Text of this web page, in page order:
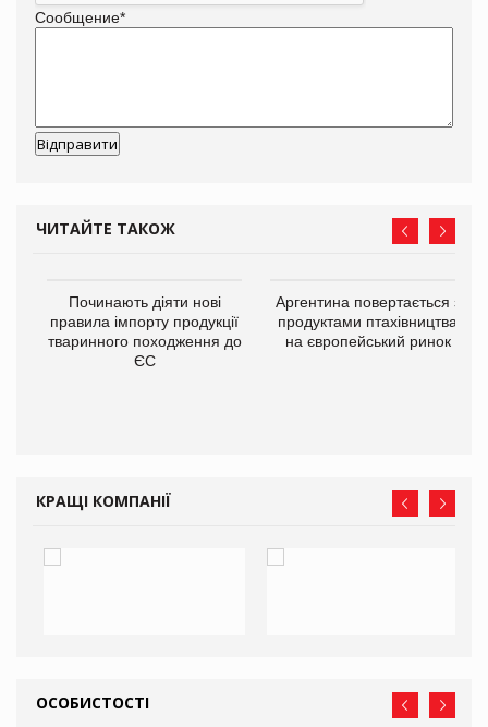
Сообщение*
ЧИТАЙТЕ ТАКОЖ
Починають діяти нові
правила імпорту продукції
тваринного походження до
ЄС
Аргентина повертається з
продуктами птахівництва
на європейський ринок
КРАЩІ КОМПАНІЇ
ОСОБИСТОСТІ